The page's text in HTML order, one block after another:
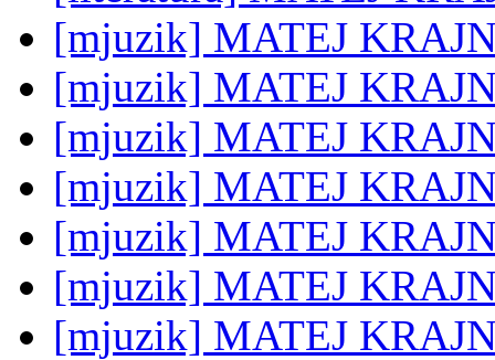
[mjuzik] MATEJ
[mjuzik] MATEJ
[mjuzik] MATEJ
[mjuzik] MATEJ
[mjuzik] MATEJ
[mjuzik] MATEJ
[mjuzik] MATEJ